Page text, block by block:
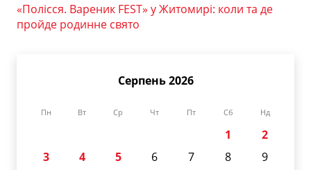
«Полісся. Вареник FEST» у Житомирі: коли та де
пройде родинне свято
Серпень 2026
Пн Вт Ср Чт Пт Сб Нд
1
2
3
4 5 6 7 8
9